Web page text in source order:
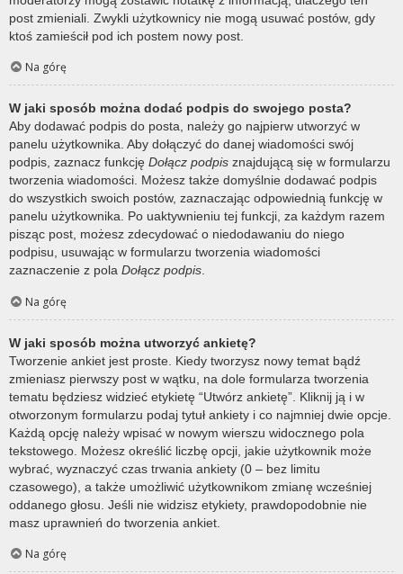
post zmieniali. Zwykli użytkownicy nie mogą usuwać postów, gdy
ktoś zamieścił pod ich postem nowy post.
Na górę
W jaki sposób można dodać podpis do swojego posta?
Aby dodawać podpis do posta, należy go najpierw utworzyć w
panelu użytkownika. Aby dołączyć do danej wiadomości swój
podpis, zaznacz funkcję Dołącz podpis znajdującą się w formularzu
tworzenia wiadomości. Możesz także domyślnie dodawać podpis
do wszystkich swoich postów, zaznaczając odpowiednią funkcję w
panelu użytkownika. Po uaktywnieniu tej funkcji, za każdym razem
pisząc post, możesz zdecydować o niedodawaniu do niego
podpisu, usuwając w formularzu tworzenia wiadomości
zaznaczenie z pola Dołącz podpis.
Na górę
W jaki sposób można utworzyć ankietę?
Tworzenie ankiet jest proste. Kiedy tworzysz nowy temat bądź
zmieniasz pierwszy post w wątku, na dole formularza tworzenia
tematu będziesz widzieć etykietę “Utwórz ankietę”. Kliknij ją i w
otworzonym formularzu podaj tytuł ankiety i co najmniej dwie opcje.
Każdą opcję należy wpisać w nowym wierszu widocznego pola
tekstowego. Możesz określić liczbę opcji, jakie użytkownik może
wybrać, wyznaczyć czas trwania ankiety (0 – bez limitu
czasowego), a także umożliwić użytkownikom zmianę wcześniej
oddanego głosu. Jeśli nie widzisz etykiety, prawdopodobnie nie
masz uprawnień do tworzenia ankiet.
Na górę